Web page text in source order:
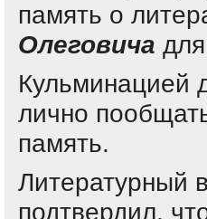
память о
Олеговича
Кульминацией
лично
память.
Литературный
подтвердил,